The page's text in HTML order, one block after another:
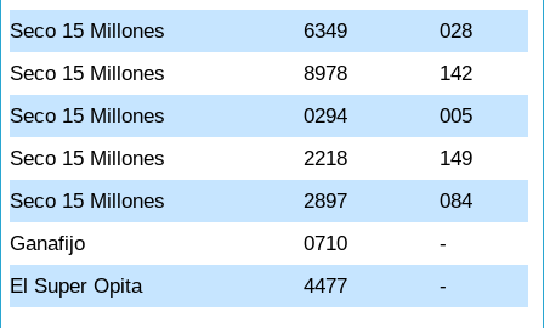
Seco 15 Millones
6349
028
Seco 15 Millones
8978
142
Seco 15 Millones
0294
005
Seco 15 Millones
2218
149
Seco 15 Millones
2897
084
Ganafijo
0710
-
El Super Opita
4477 -